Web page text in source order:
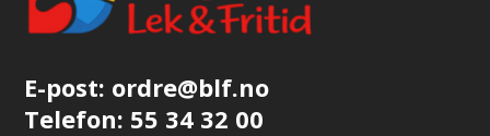
E-post: ordre@blf.no
Telefon: 55 34 32 00